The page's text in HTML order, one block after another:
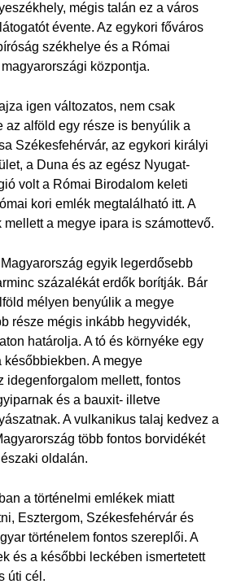
mégis talán ez a város
évente. Az egykori főváros
székhelye és a Római
központja.
igen változatos, nem csak
az alföld egy része is benyúlik a
Székesfehérvár, az egykori királyi
a Duna és az egész Nyugat-
volt a Római Birodalom keleti
kori emlék megtalálható itt. A
mellett a megye ipara is számottevő.
egyik legerdősebb
százalékát erdők borítják. Bár
mélyen benyúlik a megye
része mégis inkább hegyvidék,
határolja. A tó és környéke egy
későbbiekben. A megye
idegenforgalom mellett, fontos
és a bauxit- illetve
A vulkanikus talaj kedvez a
több fontos borvidékét
oldalán.
a történelmi emlékek miatt
Esztergom, Székesfehérvár és
történelem fontos szereplői. A
és a későbbi leckében ismertetett
úti cél.